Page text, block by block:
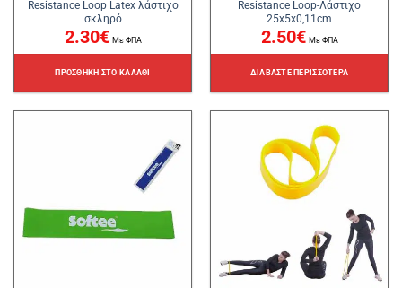
Resistance Loop Latex λάστιχο
σκληρό
2.30€ Με ΦΠΑ
ΠΡΟΣΘΉΚΗ ΣΤΟ ΚΑΛΆΘΙ
Resistance Loop-Λάστιχο
25x5x0,11cm
2.50€ Με ΦΠΑ
ΔΙΑΒΆΣΤΕ ΠΕΡΙΣΣΌΤΕΡΑ